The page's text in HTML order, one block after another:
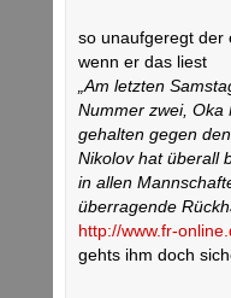
so unaufgeregt der
wenn er das liest
„Am letzten
Nummer zwei, Oka
gehalten gegen
Nikolov hat überall
in allen
überragende
http://www.fr-
gehts ihm doch